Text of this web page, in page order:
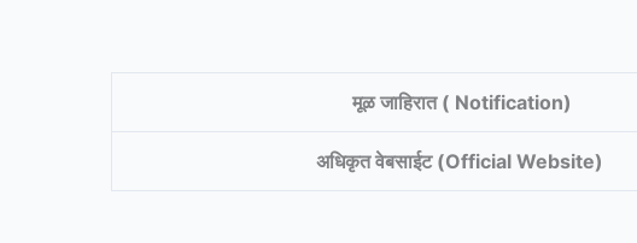
मूळ जाहिरात ( Notification)
अधिकृत वेबसाईट (Official Website)